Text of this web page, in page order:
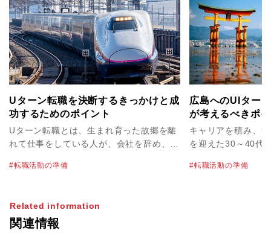
Uターン転職を決断するきっかけと成
功するためのポイント
Uターン転職とは、生まれ育った故郷を離
れて仕事をしている人が、会社を辞め、ま
大阪など都市部で働いていた人が出身地の
転職活動の準備
広島へのUIター
が考えるべきポ
ジェントの賢い
キャリアを積み、
を迎えた30～40代
たい」と考えてい
転職活動の準備
Related information
関連情報